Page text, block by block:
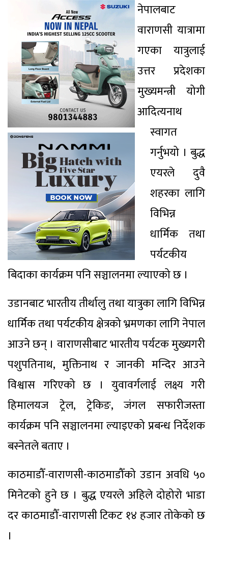
नेपालबाट
वाराणसी यात्रामा
गएका यात्रुलाई
उत्तर प्रदेशका
मुख्यमन्त्री योगी
आदित्यनाथ
स्वागत
गर्नुभयो । बुद्ध
एयरले दुवै
शहरका लागि
विभिन्न
धार्मिक तथा
पर्यटकीय
बिदाका कार्यक्रम पनि सञ्चालनमा ल्याएको छ ।
उडानबाट भारतीय तीर्थालु तथा यात्रुका लागि विभिन्न
धार्मिक तथा पर्यटकीय क्षेत्रको भ्रमणका लागि नेपाल
आउने छन् । वाराणसीबाट भारतीय पर्यटक मुख्यगरी
पशुपतिनाथ, मुक्तिनाथ र जानकी मन्दिर आउने
विश्वास गरिएको छ । युवावर्गलाई लक्ष्य गरी
हिमालयज ट्रेल, ट्रेकिङ, जंगल सफारीजस्ता
कार्यक्रम पनि सञ्चालनमा ल्याइएको प्रबन्ध निर्देशक
बस्नेतले बताए ।
काठमाडौँ-वाराणसी-काठमाडौँको उडान अवधि ५०
मिनेटको हुने छ । बुद्ध एयरले अहिले दोहोरो भाडा
दर काठमाडौँ-वाराणसी टिकट १४ हजार तोकेको छ
।